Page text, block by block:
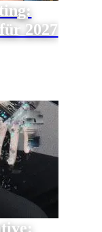
2027